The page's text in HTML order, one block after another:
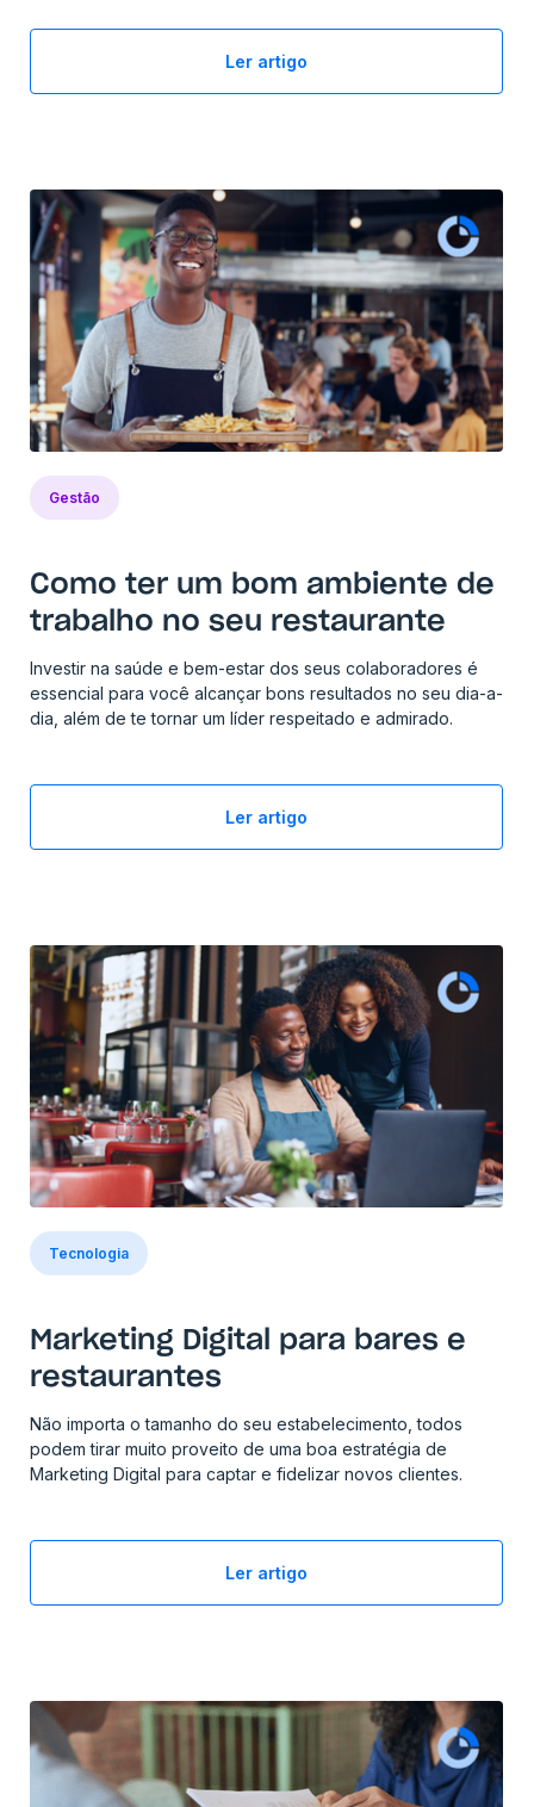
Ler artigo
Gestão
Como ter um bom ambiente de
trabalho no seu restaurante
Investir na saúde e bem-estar dos seus colaboradores é
essencial para você alcançar bons resultados no seu dia-a-
dia, além de te tornar um líder respeitado e admirado.
Ler artigo
Tecnologia
Marketing Digital para bares e
restaurantes
Não importa o tamanho do seu estabelecimento, todos
podem tirar muito proveito de uma boa estratégia de
Marketing Digital para captar e fidelizar novos clientes.
Ler artigo